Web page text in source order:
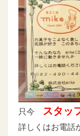
只今 スタッ
詳しくはお電話